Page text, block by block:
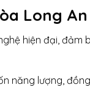
Long An
hiện đại,
năng lượng,